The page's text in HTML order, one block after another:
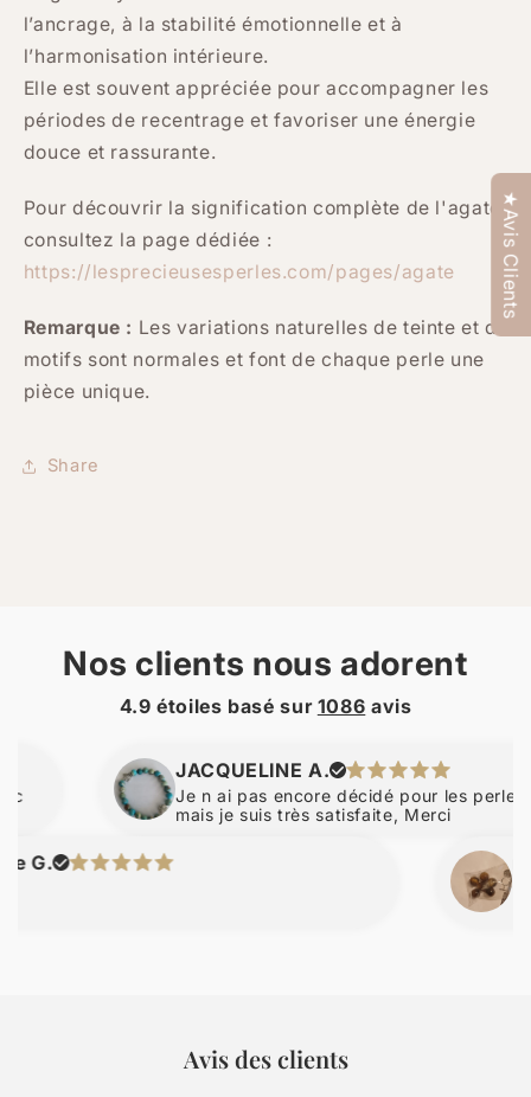
l’ancrage, à la stabilité émotionnelle et à
l’harmonisation intérieure.
Elle est souvent appréciée pour accompagner les
périodes de recentrage et favoriser une énergie
douce et rassurante.
Pour découvrir la signification complète de l'agate,
consultez la page dédiée :
https://lesprecieusesperles.com/pages/agate
Remarque : Les variations naturelles de teinte et de
motifs sont normales et font de chaque perle une
pièce unique.
Share
Nos clients nous adorent
4.9 étoiles basé sur 1086 avis
JACQUELINE A.
Je n ai pas encore décidé pour les perles d
mais je suis très satisfaite, Merci
Avis des clients
★Avis Clients